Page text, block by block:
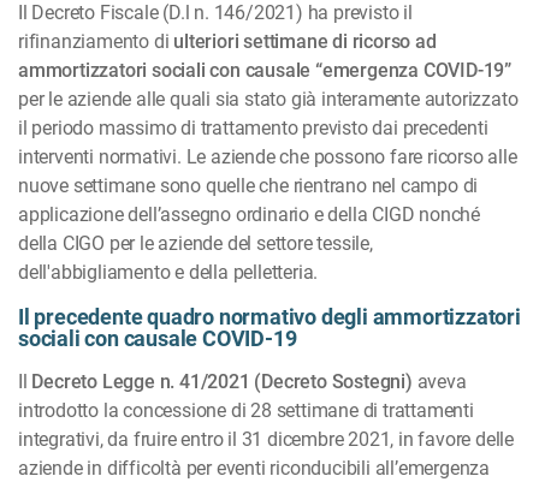
Il Decreto Fiscale (D.l n. 146/2021) ha previsto il
rifinanziamento di ulteriori settimane di ricorso ad
ammortizzatori sociali con causale “emergenza COVID-19”
per le aziende alle quali sia stato già interamente autorizzato
il periodo massimo di trattamento previsto dai precedenti
interventi normativi. Le aziende che possono fare ricorso alle
nuove settimane sono quelle che rientrano nel campo di
applicazione dell’assegno ordinario e della CIGD nonché
della CIGO per le aziende del settore tessile,
dell'abbigliamento e della pelletteria.
Il precedente quadro normativo degli ammortizzatori
sociali con causale COVID-19
Decreto Legge n. 41/2021 (Decreto Sostegni) aveva
introdotto la concessione di 28 settimane di trattamenti
integrativi, da fruire entro il 31 dicembre 2021, in favore delle
aziende in difficoltà per eventi riconducibili all’emergenza